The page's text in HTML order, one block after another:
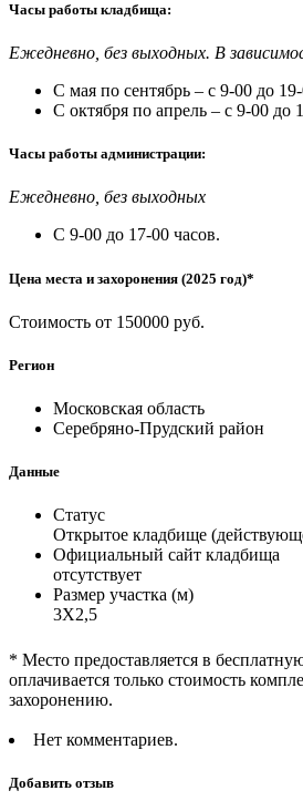
Часы работы кладбища:
Ежедневно, без выходных. В
С мая по сентябрь – с 9-00 до
С октября по апрель – с 9-00 до
Часы работы администрации:
Ежедневно, без выходных
С 9-00 до 17-00 часов.
Цена места и захоронения (2025 год)*
Стоимость от 150000 руб.
Регион
Московская область
Серебряно-Прудский район
Данные
Статус
Открытое кладбище
Официальный сайт кладбища
отсутствует
Размер участка (м)
3Х2,5
* Место предоставляется в
оплачивается только стоимость
захоронению.
Нет комментариев.
Добавить отзыв